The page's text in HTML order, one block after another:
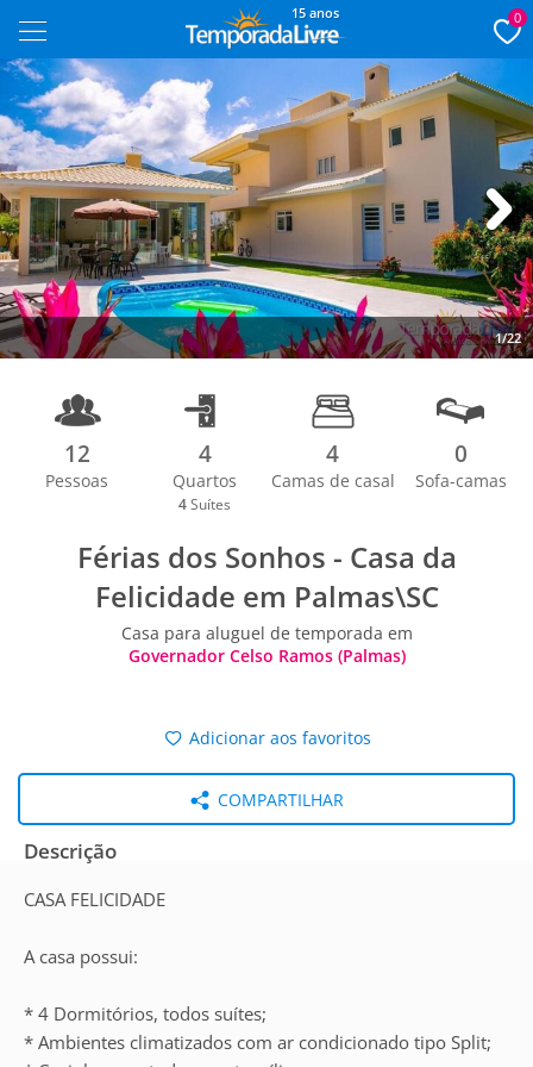
15 anos 0
1/22
Next
12
Pessoas
4
Quartos
4 Suítes
4
Camas de casal
0
Sofa-camas
Férias dos Sonhos - Casa da
Felicidade em Palmas\SC
Casa para aluguel de temporada em
Governador Celso Ramos (Palmas)
Adicionar aos favoritos
COMPARTILHAR
Descrição
CASA FELICIDADE
A casa possui:
* 4 Dormitórios, todos suítes;
* Ambientes climatizados com ar condicionado tipo Split;